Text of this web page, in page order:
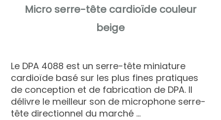
Micro serre-tête cardioïde couleur
beige
Le DPA 4088 est un serre-tête miniature
cardioïde basé sur les plus fines pratiques
de conception et de fabrication de DPA. Il
délivre le meilleur son de microphone serre-
tête directionnel du marché ...